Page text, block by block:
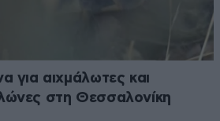
για αιχμάλωτες και
στη Θεσσαλονίκη